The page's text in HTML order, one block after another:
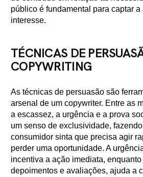
público é fundamental para captar a
interesse.
TÉCNICAS DE
COPYWRITING
As técnicas de persuasão são
arsenal de um copywriter. Entre as
a escassez, a urgência e a prova
um senso de exclusividade,
consumidor sinta que precisa agir
perder uma oportunidade. A
incentiva a ação imediata,
depoimentos e avaliações, ajuda a